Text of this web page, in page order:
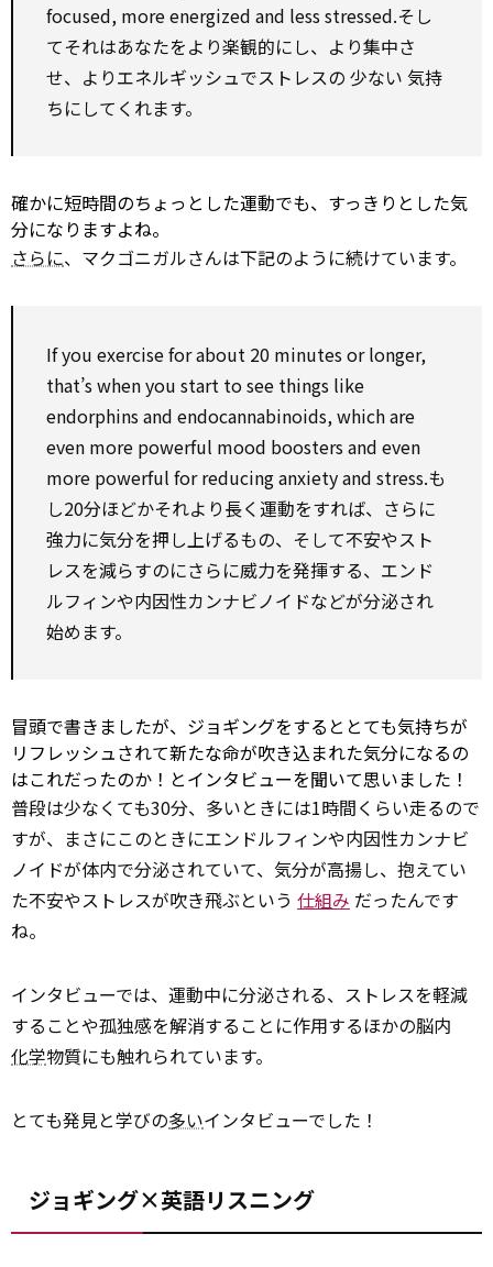
focused, more energized and less stressed.そし
てそれはあなたをより楽観的にし、より集中さ
せ、よりエネルギッシュでストレスの 少ない 気持
ちにしてくれます。
確かに短時間のちょっとした運動でも、すっきりとした気
分になりますよね。
さらに、マクゴニガルさんは下記のように続けています。
If you exerciseforabout 20 minutes or longer,
that’s when you start tosee things like
endorphins and endocannabinoids, whichare
even more powerful mood boosters and even
more powerful forreducing anxiety and stress.も
し20分ほどかそれより長く運動をすれば、さらに
強力に気分を押し上げるもの、そして不安やスト
レスを減らすのにさらに威力を発揮する、エンド
ルフィンや内因性カンナビノイドなどが分泌され
始めます。
冒頭で書きましたが、ジョギングをするととても気持ちが
リフレッシュされて新たな命が吹き込まれた気分になるの
はこれだったのか！とインタビューを聞いて思いました！
普段は少なくても30分、多いときには1時間くらい走るので
すが、まさにこのときにエンドルフィンや内因性カンナビ
ノイドが体内で分泌されていて、気分が高揚し、抱えてい
た不安やストレスが吹き飛ぶという 仕組み だったんです
ね。
インタビューでは、運動中に分泌される、ストレスを軽減
することや孤独感を解消することに作用するほかの脳内
化学物質にも触れられています。
とても発見と学びの多いインタビューでした！
ジョギング×英語リスニング